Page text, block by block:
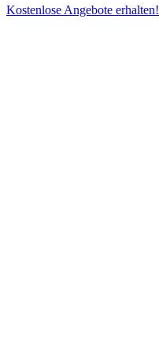
Kostenlose Angebote erhalten!